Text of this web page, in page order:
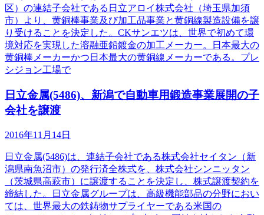
区）の連結子会社である日立アロイ株式会社（埼玉県加須
市）より、黄銅棒事業及び加工品事業と黄銅線製造設備を譲
り受けることを決定した。CKサンエツは、世界で初めて環
境対応を実現した溶融亜鉛鍍金の加工メーカー。日本最大の
黄銅棒メーカーかつ日本最大の黄銅線メーカーである。プレ
シジョン工場で
日立金属(5486)、新潟で自動車用鍛造事業展開の子
会社を譲渡
2016年11月14日
日立金属(5486)は、連結子会社である株式会社セイタン（新
潟県南魚沼市）の発行済全株式を、株式会社シンニッタン
（茨城県高萩市）に譲渡することを決定し、株式譲渡契約を
締結した。日立金属グループは、高級機能部品の分野におい
ては、世界最大の鉄鋳物サプライヤーである米国の